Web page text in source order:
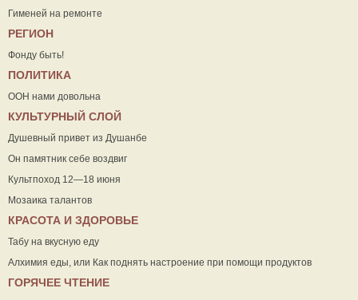
Гименей на ремонте
РЕГИОН
Фонду быть!
ПОЛИТИКА
ООН нами довольна
КУЛЬТУРНЫЙ СЛОЙ
Душевный привет из Душанбе
Он памятник себе воздвиг
Культпоход 12—18 июня
Мозаика талантов
КРАСОТА И ЗДОРОВЬЕ
Табу на вкусную еду
Алхимия еды, или Как поднять настроение при помощи продуктов
ГОРЯЧЕЕ ЧТЕНИЕ